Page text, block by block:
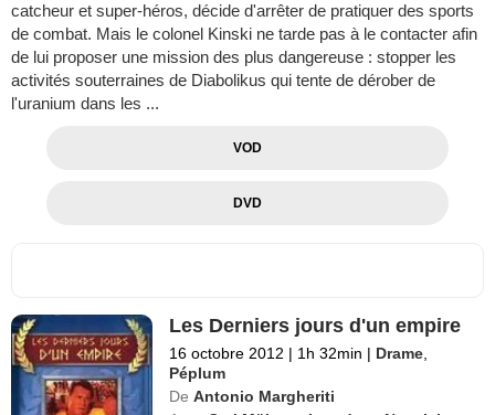
catcheur et super-héros, décide d'arrêter de pratiquer des sports
de combat. Mais le colonel Kinski ne tarde pas à le contacter afin
de lui proposer une mission des plus dangereuse : stopper les
activités souterraines de Diabolikus qui tente de dérober de
l'uranium dans les ...
VOD
DVD
Les Derniers jours d'un empire
16 octobre 2012 | 1h 32min | Drame
Péplum
De Antonio Margheriti